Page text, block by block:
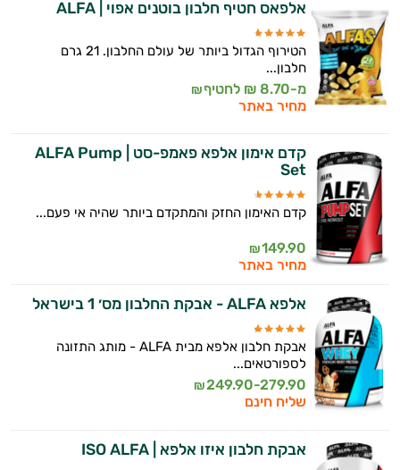
אלפאס חטיף חלבון בוטנים אפוי | ALFA
הטירוף הגדול ביותר של עולם החלבון. 21 גרם
חלבון...
מ-8.70 ₪ לחטיף ₪
מחיר באתר
קדם אימון אלפא פאמפ-סט | ALFA Pump
Set
קדם האימון החזק והמתקדם ביותר שהיה אי פעם...
149.90
₪
מחיר באתר
אלפא ALFA - אבקת החלבון מס׳ 1 בישראל
אבקת חלבון אלפא מבית ALFA - מותג התזונה
לספורטאים...
249.90-279.90
₪
שליח חינם
אבקת חלבון איזו אלפא | ISO ALFA
אישיות מבוססות מדעית.
זה הזמן להתחיל. איך אוכל לעזור?